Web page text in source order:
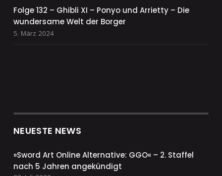
Folge 132 – Ghibli XI – Ponyo und Arrietty – Die
wundersame Welt der Borger
5. März 2024
NEUESTE NEWS
»Sword Art Online Alternative: GGO« – 2. Staffel
nach 5 Jahren angekündigt